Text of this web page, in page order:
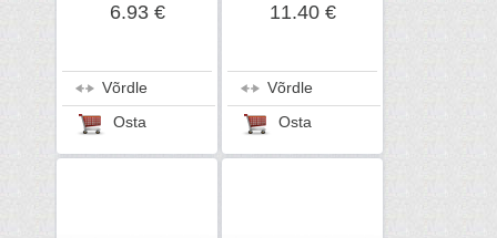
6.93 €
Võrdle
Osta
11.40 €
Võrdle
Osta